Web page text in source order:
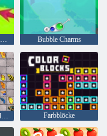
Bubble Gemes - 3 Gewinnt Bubble Charms
Schmetterlings Kyodai HD Farbblöcke